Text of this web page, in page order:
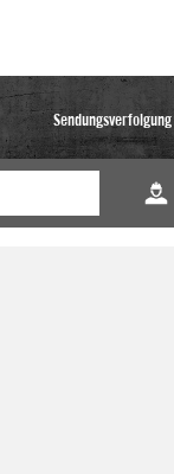
Sendungsverfolgung